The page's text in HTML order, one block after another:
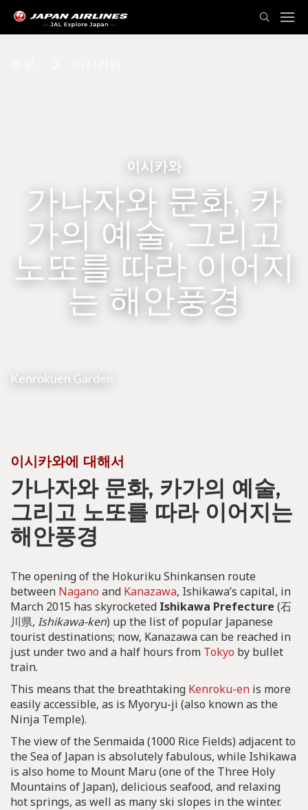
이시카와
가나자와 문화, 카
가의 예술, 그리고
노또를 따라 이어지
는 해안풍경
Kenrokuen Garden
이시카와에 대해서
가나자와 문화, 카가의 예술,
그리고 노또를 따라 이어지는
해안풍경
The opening of the Hokuriku Shinkansen route
between Nagano and Kanazawa, Ishikawa’s capital, in
March 2015 has skyrocketed Ishikawa Prefecture (石
川県, Ishikawa-ken) up the list of popular Japanese
tourist destinations; now, Kanazawa can be reached in
just under two and a half hours from Tokyo by bullet
train.
This means that the breathtaking Kenroku-en is more
easily accessible, as is Myoryu-ji (also known as the
Ninja Temple).
The view of the Senmaida (1000 Rice Fields) adjacent to
the Sea of Japan is absolutely fabulous, while Ishikawa
is also home to Mount Maru (one of the Three Holy
Mountains of Japan), delicious seafood, and relaxing
hot springs, as well as many ski slopes in the winter.